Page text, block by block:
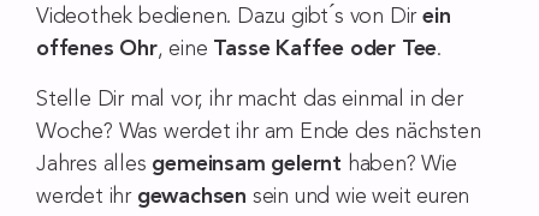
Videothek bedienen. Dazu gibt ́s von Direin
offenes Ohr, eine Tasse Kaffee oder Tee.
Stelle Dir mal vor, ihr macht das einmal in der
Woche? Was werdet ihr am Ende des nächsten
Jahres alles gemeinsam gelernt haben? Wie
werdet ihr gewachsen sein und wie weit euren